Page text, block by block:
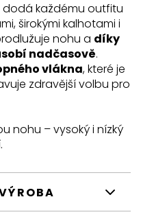
dodá každému outfitu
širokými kalhotami i
nohu a díky
nadčasově.
vlákna, které je
zdravější volbu pro
nohu – vysoký i nízký